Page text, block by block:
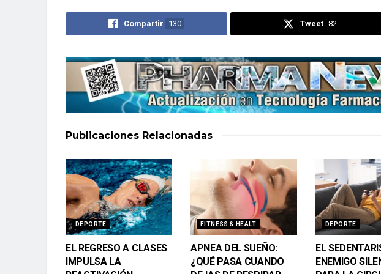
Compartir 130 Tweet 82
Publicaciones Relacionadas
DEPORTE
EL REGRESO A CLASES
IMPULSA LA
FITNESS & HEALT
APNEA DEL SUEÑO:
¿QUÉ PASA CUANDO
DEPORTE
EL
ENEMIGO